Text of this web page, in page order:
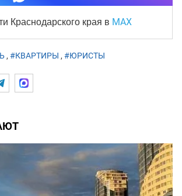
Краснодарского края в MAX
, #КВАРТИРЫ , #ЮРИСТЫ